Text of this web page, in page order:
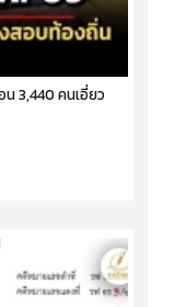
3,440 คนเอี่ยว